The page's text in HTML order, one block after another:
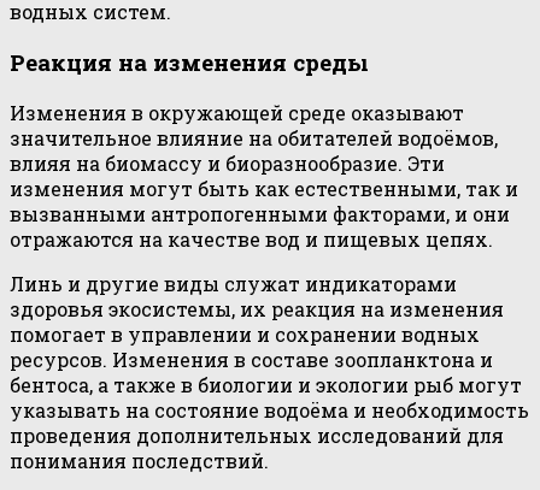
водных систем.
Реакция на изменения среды
Изменения в окружающей среде оказывают
значительное влияние на обитателей водоёмов,
влияя на биомассу и биоразнообразие. Эти
изменения могут быть как естественными, так и
вызванными антропогенными факторами, и они
отражаются на качестве вод и пищевых цепях.
Линь и другие виды служат индикаторами
здоровья экосистемы, их реакция на изменения
помогает в управлении и сохранении водных
ресурсов. Изменения в составе зоопланктона и
бентоса, а также в биологии и экологии рыб могут
указывать на состояние водоёма и необходимость
проведения дополнительных исследований для
понимания последствий.